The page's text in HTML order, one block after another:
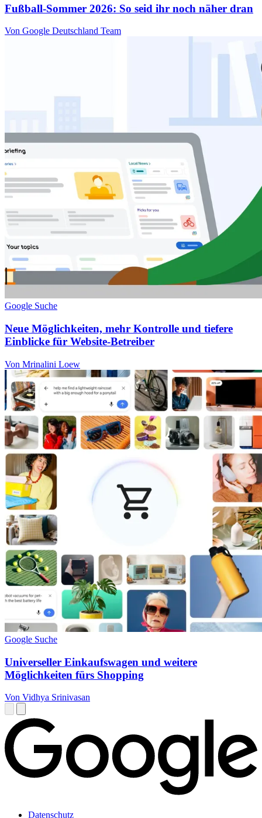
Fußball-Sommer 2026: So seid ihr noch näher dran
Von Google Deutschland Team
Google Suche
Neue Möglichkeiten, mehr Kontrolle und tiefere
Einblicke für Website-Betreiber
Von Mrinalini Loew
Google Suche
Universeller Einkaufswagen und weitere
Möglichkeiten fürs Shopping
Von Vidhya Srinivasan
Datenschutz